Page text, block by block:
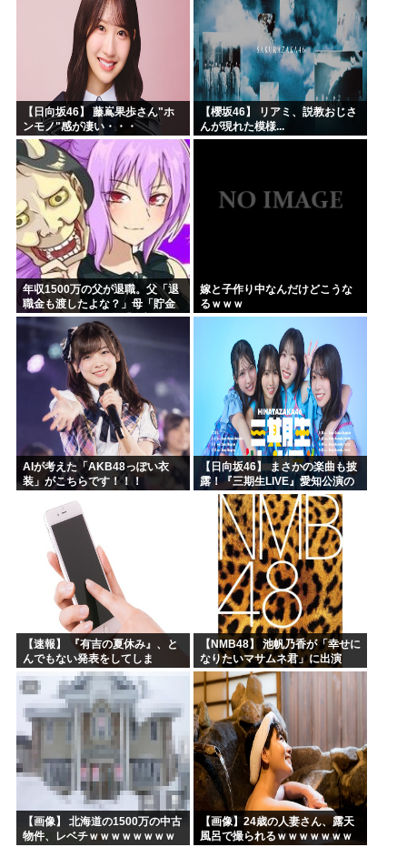
【日向坂46】 藤嶌果歩さん"ホ
ンモノ"感が凄い・・・
【櫻坂46】 リアミ、説教おじさ
んが現れた模様...
年収1500万の父が退職。父「退
職金も渡したよな？」母「貯金
なんてないよー」父「全部なく
なったの！？」→予想外の返事
に家族騒然となり…
嫁と子作り中なんだけどこうな
るｗｗｗ
AIが考えた「AKB48っぽい衣
装」がこちらです！！！
【日向坂46】 まさかの楽曲も披
露！『三期生LIVE』愛知公演の
レポがこちら
【速報】 『有吉の夏休み』、と
んでもない発表をしてしま
う！！！！！
【NMB48】 池帆乃香が「幸せに
なりたいマサムネ君」に出演
【画像】 北海道の1500万の中古
物件、レベチｗｗｗｗｗｗｗｗ
【画像】24歳の人妻さん、露天
風呂で撮られるｗｗｗｗｗｗｗ